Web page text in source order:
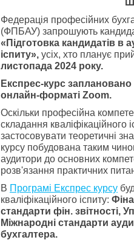
Федерація професійних
(ФПБАУ) запрошують
«Підготовка кандидатів в
іспиту», усіх, хто планує
листопада 2024 року.
Експрес-курс
онлайн-форматі Zoom.
Оскільки професійна
складання кваліфікаційного
застосовувати теоретичні
курсу побудована таким
аудитори до основних
розв'язання практичних
В Програмі Експрес курсу
кваліфікаційного іспиту:
стандарти фін. звітності,
Міжнародні стандарти
бухгалтера.